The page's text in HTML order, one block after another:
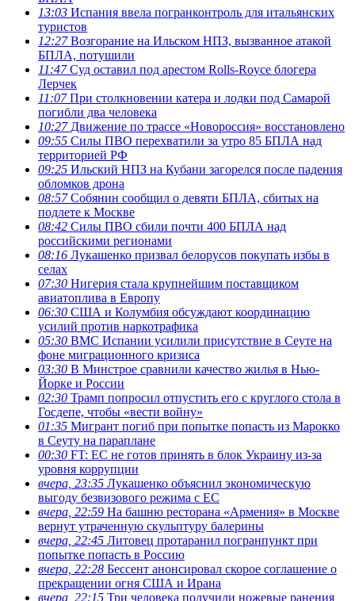
13:03 Испания ввела погранконтроль для итальянских
туристов
12:27Возгорание на Ильском НПЗ, вызванное атакой
БПЛА, потушили
11:47Суд оставил под арестом Rolls-Royce блогера
Лерчек
11:07При столкновении катера и лодки под Самарой
погибли два человека
10:27Движение по трассе «Новороссия» восстановлено
09:55 Силы ПВО перехватили за утро 85 БПЛА над
территорией РФ
09:25 Ильский НПЗ на Кубани загорелся после падения
обломков дрона
08:57Собянин сообщил о девяти БПЛА, сбитых на
подлете к Москве
08:42 Силы ПВО сбили почти 400 БПЛА над
российскими регионами
08:16 Лукашенко призвал белорусов покупать избы в
селах
07:30 Нигерия стала крупнейшим поставщиком
авиатоплива в Европу
06:30 США и Колумбия обсуждают координацию
усилий против наркотрафика
05:30 ВМС Испании усилили присутствие в Сеуте на
фоне миграционного кризиса
03:30 В Минстрое сравнили качество жилья в Нью-
Йорке и России
02:30 Трамп попросил отпустить его с круглого стола в
Госдепе, чтобы «вести войну»
01:35 Мигрант погиб при попытке попасть из Марокко
в Сеуту на параплане
00:30 FT: ЕС не готов принять в блок Украину из-за
уровня коррупции
вчера, 23:35 Лукашенко объяснил экономическую
выгоду безвизового режима с ЕС
вчера, 22:59 На башню ресторана «Армения» в Москве
вернут утраченную скульптуру балерины
вчера, 22:45 Литовец протаранил погранпункт при
попытке попасть в Россию
вчера, 22:28 Бессент анонсировал скорое соглашение о
прекращении огня США и Ирана
вчера, 22:15 Три человека получили ножевые ранения